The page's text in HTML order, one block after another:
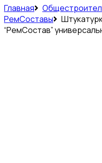
Главная
РемСоставы
“РемСостав”